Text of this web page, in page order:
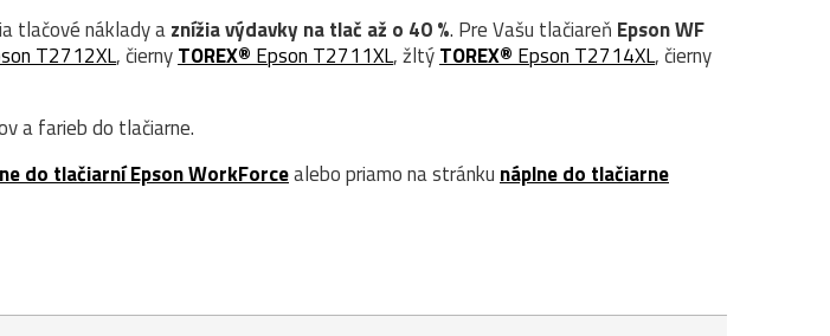
tlačové náklady aznížia výdavky na tlač až o 40 %. Pre Vašu tlačiareň Epson WF
T2712XL, čiernyTOREX® Epson T2711XL, žltýTOREX® Epson T2714XL, čierny
a farieb do tlačiarne.
do tlačiarní Epson WorkForcealebo priamo na stránku náplne do tlačiarne